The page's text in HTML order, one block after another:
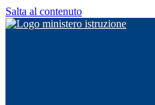
Salta al contenuto